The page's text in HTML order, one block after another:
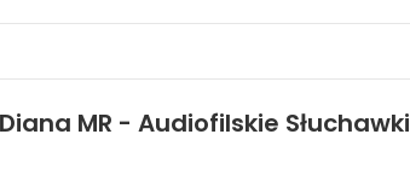
Diana MR - Audiofilskie